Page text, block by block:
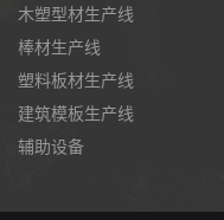
木塑型材生产线
棒材生产线
塑料板材生产线
建筑模板生产线
辅助设备